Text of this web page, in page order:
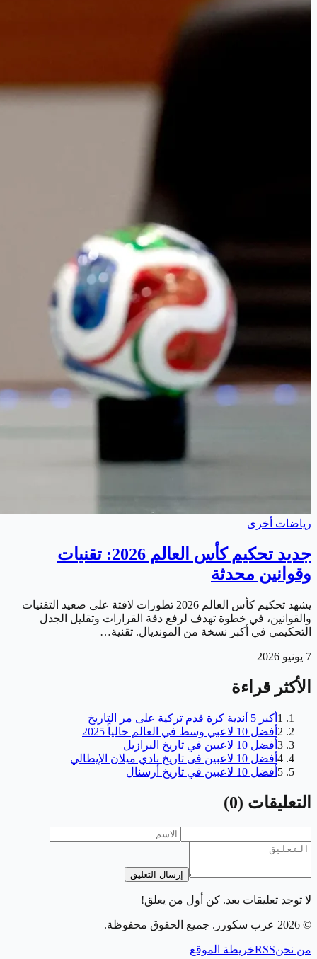
رياضات أخرى
جديد تحكيم كأس العالم 2026: تقنيات
وقوانين محدثة
يشهد تحكيم كأس العالم 2026 تطورات لافتة على صعيد التقنيات
والقوانين، في خطوة تهدف لرفع دقة القرارات وتقليل الجدل
التحكيمي في أكبر نسخة من المونديال. تقنية…
7 يونيو 2026
الأكثر قراءة
1 أكبر 5 أندية كرة قدم تركية على مر التاريخ
2 أفضل 10 لاعبي وسط في العالم حالياً 2025
3 أفضل 10 لاعبين في تاريخ البرازيل
4 أفضل 10 لاعبين فى تاريخ نادي ميلان الإيطالي
5 أفضل 10 لاعبين في تاريخ أرسنال
التعليقات (
0
)
إرسال التعليق
لا توجد تعليقات بعد. كن أول من يعلق!
©
2026 عرب سكورز . جميع الحقوق محفوظة.
من نحنRSSخريطة الموقع